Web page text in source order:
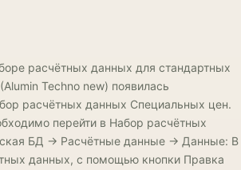
расчётных данных для стандартных
Techno new) появилась
расчётных данных Специальных цен.
перейти в Набор расчётных
БД → Расчётные данные → Данные: В
данных, с помощью кнопки Правка